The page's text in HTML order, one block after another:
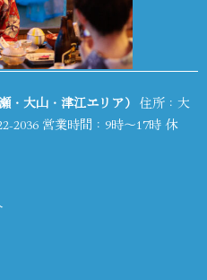
・大山・津江エリア） 住所：大
2036 営業時間：9時～17時 休